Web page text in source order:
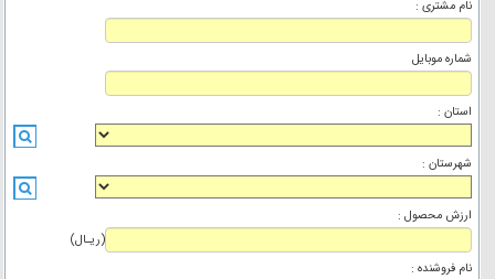
نام مشتری :
شماره موبايل
استان :
شهرستان :
ارزش محصول :
(ریـال)
نام فروشنده :